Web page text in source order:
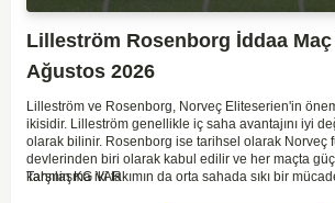
Lilleström Rosenborg İddaa
Ağustos 2026
Lilleström ve Rosenborg, Norveç Eliteserien'in
ikisidir. Lilleström genellikle iç saha avantajını iyi
olarak bilinir. Rosenborg ise tarihsel olarak Norveç
devlerinden biri olarak kabul edilir ve her maçta
karşılaşma iki takımın da orta sahada sıkı bir
Tahmin KG VAR